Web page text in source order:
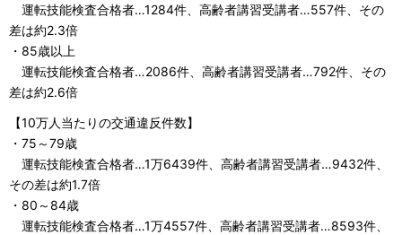
運転技能検査合格者…1284件、高齢者講習受講者…557件、その
差は約2.3倍
・85歳以上
運転技能検査合格者…2086件、高齢者講習受講者…792件、その
差は約2.6倍
【10万人当たりの交通違反件数】
・75～79歳
運転技能検査合格者…1万6439件、高齢者講習受講者…9432件、
その差は約1.7倍
・80～84歳
運転技能検査合格者…1万4557件、高齢者講習受講者…8593件、